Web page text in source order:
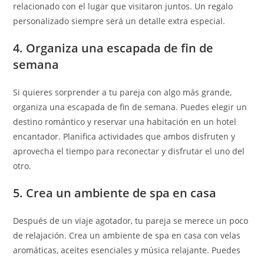
relacionado con el lugar que visitaron juntos. Un regalo
personalizado siempre será un detalle extra especial.
4. Organiza una escapada de fin de
semana
Si quieres sorprender a tu pareja con algo más grande,
organiza una escapada de fin de semana. Puedes elegir un
destino romántico y reservar una habitación en un hotel
encantador. Planifica actividades que ambos disfruten y
aprovecha el tiempo para reconectar y disfrutar el uno del
otro.
5. Crea un ambiente de spa en casa
Después de un viaje agotador, tu pareja se merece un poco
de relajación. Crea un ambiente de spa en casa con velas
aromáticas, aceites esenciales y música relajante. Puedes